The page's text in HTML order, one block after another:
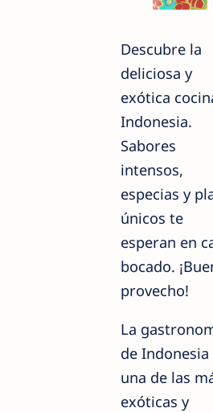
Descubre la
deliciosa y
exótica
Indonesia.
Sabores
intensos,
especias y
únicos te
esperan en
bocado.
provecho!
La
de Indonesia
una de las
exóticas y